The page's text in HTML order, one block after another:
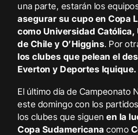
una parte, estarán los
asegurar su cupo en Copa
como Universidad Católica,
de Chile y O’Higgins. Por
los clubes que pelean el
Everton y Deportes Iquique.
El último día de Campeonato
este domingo con los
los clubes que siguenen la
Copa Sudamericana como